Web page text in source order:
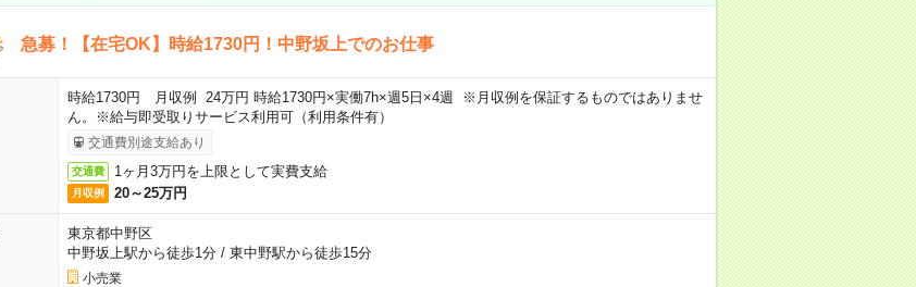
急募！【在宅OK】時給1730円！中野坂上でのお仕事
時給1730円 月収例 24万円 時給1730円×実働7h×週5日×4週 ※月収例を保証するものではありませ
ん。※給与即受取りサービス利用可（利用条件有）
交通費別途支給あり
交通費 1ヶ月3万円を上限として実費支給
月収例 20～25万円
東京都中野区
中野坂上駅から徒歩1分/ 東中野駅から徒歩15分
小売業